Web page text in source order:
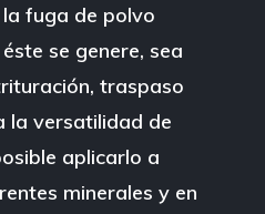
fuga de polvo
se genere, sea
traspaso
la versatilidad de
aplicarlo a
minerales y en